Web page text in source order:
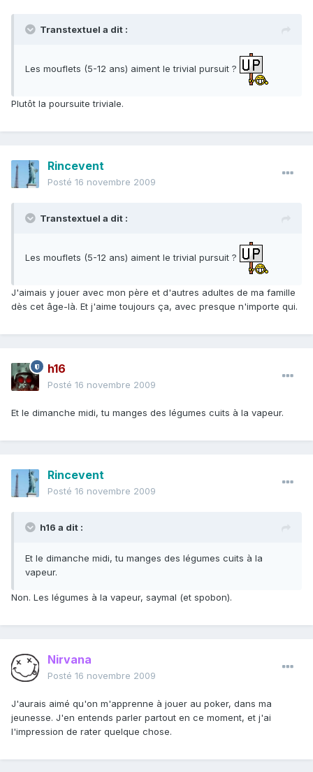
Transtextuel a dit :
Les mouflets (5-12 ans) aiment le trivial pursuit ?
Plutôt la poursuite triviale.
Rincevent
Posté 16 novembre 2009
Transtextuel a dit :
Les mouflets (5-12 ans) aiment le trivial pursuit ?
J'aimais y jouer avec mon père et d'autres adultes de ma famille
dès cet âge-là. Et j'aime toujours ça, avec presque n'importe qui.
h16
Posté 16 novembre 2009
Et le dimanche midi, tu manges des légumes cuits à la vapeur.
Rincevent
Posté 16 novembre 2009
h16 a dit :
Et le dimanche midi, tu manges des légumes cuits à la
vapeur.
Non. Les légumes à la vapeur, saymal (et spobon).
Nirvana
Posté 16 novembre 2009
J'aurais aimé qu'on m'apprenne à jouer au poker, dans ma
jeunesse. J'en entends parler partout en ce moment, et j'ai
l'impression de rater quelque chose.